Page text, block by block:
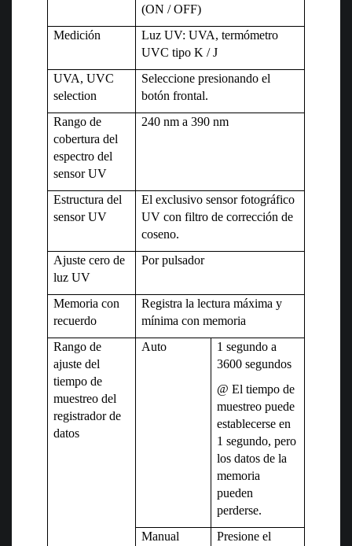
(ON / OFF)
Medición
Luz UV: UVA, termómetro
UVC tipo K / J
UVA, UVC
selection
Seleccione presionando el
botón frontal.
Rango de
cobertura del
espectro del
sensor UV
240 nm a 390 nm
Estructura del
sensor UV
El exclusivo sensor fotográfico
UV con filtro de corrección de
coseno.
Ajuste cero de
luz UV
Por pulsador
Memoria con
recuerdo
Registra la lectura máxima y
mínima con memoria
Rango de
ajuste del
tiempo de
muestreo del
registrador de
datos
Auto
1 segundo a
3600 segundos
@ El tiempo de
muestreo puede
establecerse en
1 segundo, pero
los datos de la
memoria
pueden
perderse.
Manual
Presione el